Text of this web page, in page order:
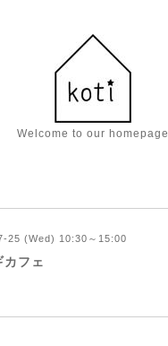
Welcome to our homepage
25 (Wed) 10:30～15:00
カフェ